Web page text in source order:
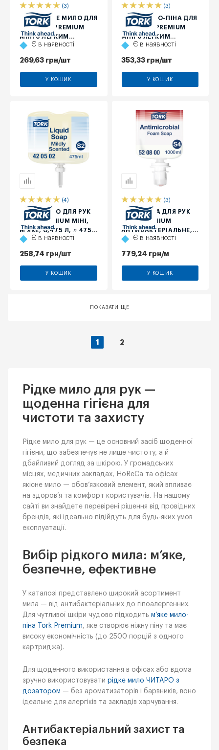
(3)
М'ЯКЕ РІДКЕ МИЛО ДЛЯ
РУК TORK PREMIUM
МІНІ З ЛЕГКИМ
АРОМАТОМ, 525 МЛ
Є в наявності
269,63 грн/шт
У КОШИК
(3)
М'ЯКЕ МИЛО-ПІНА ДЛЯ
РУК TORK PREMIUM
МІНІ З ЛЕГКИМ
АРОМАТОМ, 525 МЛ
Є в наявності
353,33грн/шт
У КОШИК
(4)
РІДКЕ МИЛО ДЛЯ РУК
TORK PREMIUM МІНІ,
М'ЯКЕ, 0,475 Л, ≈ 475
ПОРЦІЙ
Є в наявності
258,74 грн/шт
У КОШИК
(3)
МИЛО-ПІНА ДЛЯ РУК
TORK PREMIUM
АНТИБАКТЕРІАЛЬНЕ, 1
Л, ≈ 2500 ПОРЦІЙ
Є в наявності
779,24 грн/м
У КОШИК
ПОКАЗАТИ ЩЕ
1 2
Рідке мило для рук —
щоденна гігієна для
чистоти та захисту
Рідке мило для рук — це основний засіб щоденної
гігієни, що забезпечує не лише чистоту, а й
дбайливий догляд за шкірою. У громадських
місцях, медичних закладах, HoReCa та офісах
якісне мило — обов’язковий елемент, який впливає
на здоров’я та комфорт користувачів. На нашому
сайті ви знайдете перевірені рішення від провідних
брендів, які ідеально підійдуть для будь-яких умов
експлуатації.
Вибір рідкого мила: м’яке,
безпечне, ефективне
У каталозі представлено широкий асортимент
мила — від антибактеріальних до гіпоалергенних.
Для чутливої шкіри чудово підходить м’яке мило-
піна Tork Premium, яке створює ніжну піну та має
високу економічність (до 2500 порцій з одного
картриджа).
Для щоденного використання в офісах або вдома
зручно використовувати рідке мило ЧИТАРО з
дозатором — без ароматизаторів і барвників, воно
ідеальне для алергіків та закладів харчування.
Антибактеріальний захист та
безпека